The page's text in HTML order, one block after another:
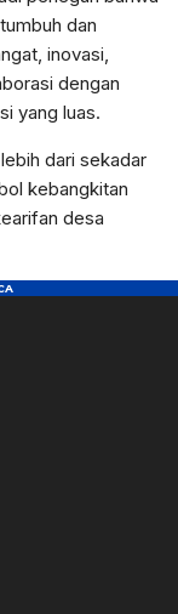
dan
inovasi,
dengan
yang luas.
dari sekadar
kebangkitan
desa